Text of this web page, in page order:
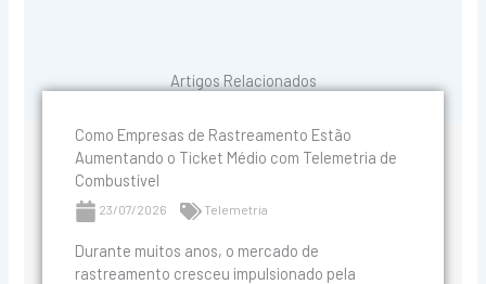
Artigos Relacionados
Como Empresas de Rastreamento Estão
Aumentando o Ticket Médio com Telemetria de
Combustível
23/07/2026 Telemetria
Durante muitos anos, o mercado de
rastreamento cresceu impulsionado pela